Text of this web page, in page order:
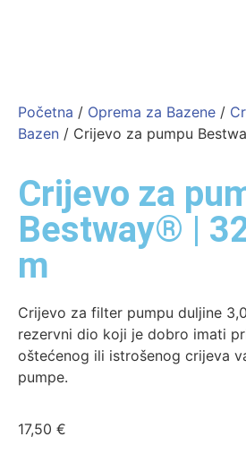
Početna / Oprema za Bazene /
Bazen / Crijevo za pumpu
Crijevo za
Bestway® |
m
Crijevo za filter pumpu duljine
rezervni dio koji je dobro imati
oštećenog ili istrošenog crijeva
pumpe.
17,50 €